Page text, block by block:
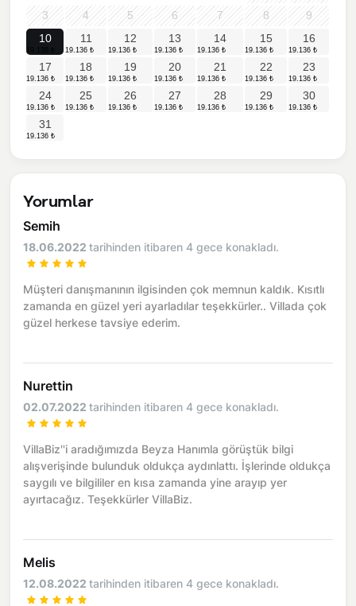
3
4 5 6 7 8
9
10
11 12 13 14 15 16
17 18 19 20 21 22 23
24 25 26 27 28 29 30
31
Yorumlar
Semih
18.06.2022 tarihinden itibaren 4 gece konakladı.
Müşteri danışmanının ilgisinden çok memnun kaldık. Kısıtlı
zamanda en güzel yeri ayarladılar teşekkürler.. Villada çok
güzel herkese tavsiye ederim.
Nurettin
02.07.2022 tarihinden itibaren 4 gece konakladı.
VillaBiz''i aradığımızda Beyza Hanımla görüştük bilgi
alışverişinde bulunduk oldukça aydınlattı. İşlerinde oldukça
saygılı ve bilgililer en kısa zamanda yine arayıp yer
ayırtacağız. Teşekkürler VillaBiz.
Melis
12.08.2022 tarihinden itibaren 4 gece konakladı.